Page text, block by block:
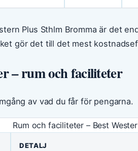
Plus Sthlm Bromma är det
gör det till det mest
– rum och faciliteter
av vad du får för pengarna.
Rum och faciliteter – Best
DETALJ